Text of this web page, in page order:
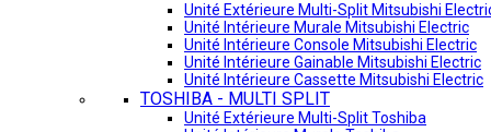
Unité Extérieure Multi-Split Mitsubishi
Unité Intérieure Murale Mitsubishi Electric
Unité Intérieure Console Mitsubishi Electric
Unité Intérieure Gainable Mitsubishi Electric
Unité Intérieure Cassette Mitsubishi Electric
TOSHIBA - MULTI SPLIT
Unité Extérieure Multi-Split Toshiba